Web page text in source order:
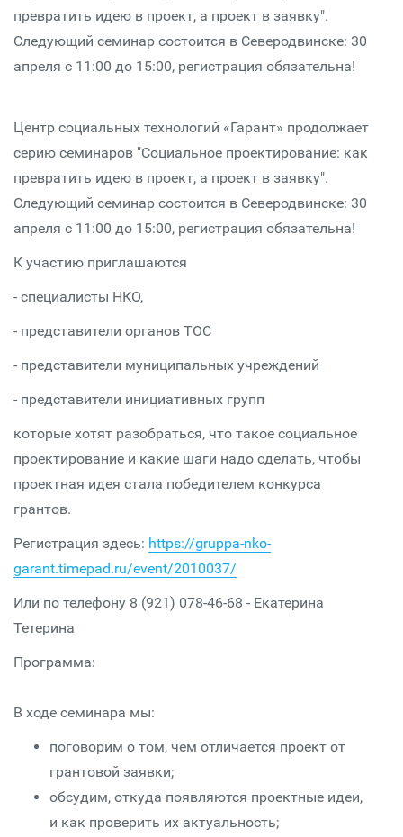
превратить идею в проект, а проект в заявку".
Следующий семинар состоится в Северодвинске: 30
апреля с 11:00 до 15:00, регистрация обязательна!
Центр социальных технологий «Гарант» продолжает
серию семинаров "Социальное проектирование: как
превратить идею в проект, а проект в заявку".
Следующий семинар состоится в Северодвинске: 30
апреля с 11:00 до 15:00, регистрация обязательна!
К участию приглашаются
- специалисты НКО,
- представители органов ТОС
- представители муниципальных учреждений
- представители инициативных групп
которые хотят разобраться, что такое социальное
проектирование и какие шаги надо сделать, чтобы
проектная идея стала победителем конкурса
грантов.
Регистрация здесь: https://gruppa-nko-
garant.timepad.ru/event/2010037/
Или по телефону 8 (921) 078-46-68 - Екатерина
Тетерина
Программа:
В ходе семинара мы:
поговорим о том, чем отличается проект от
грантовой заявки;
обсудим, откуда появляются проектные идеи,
и как проверить их актуальность;